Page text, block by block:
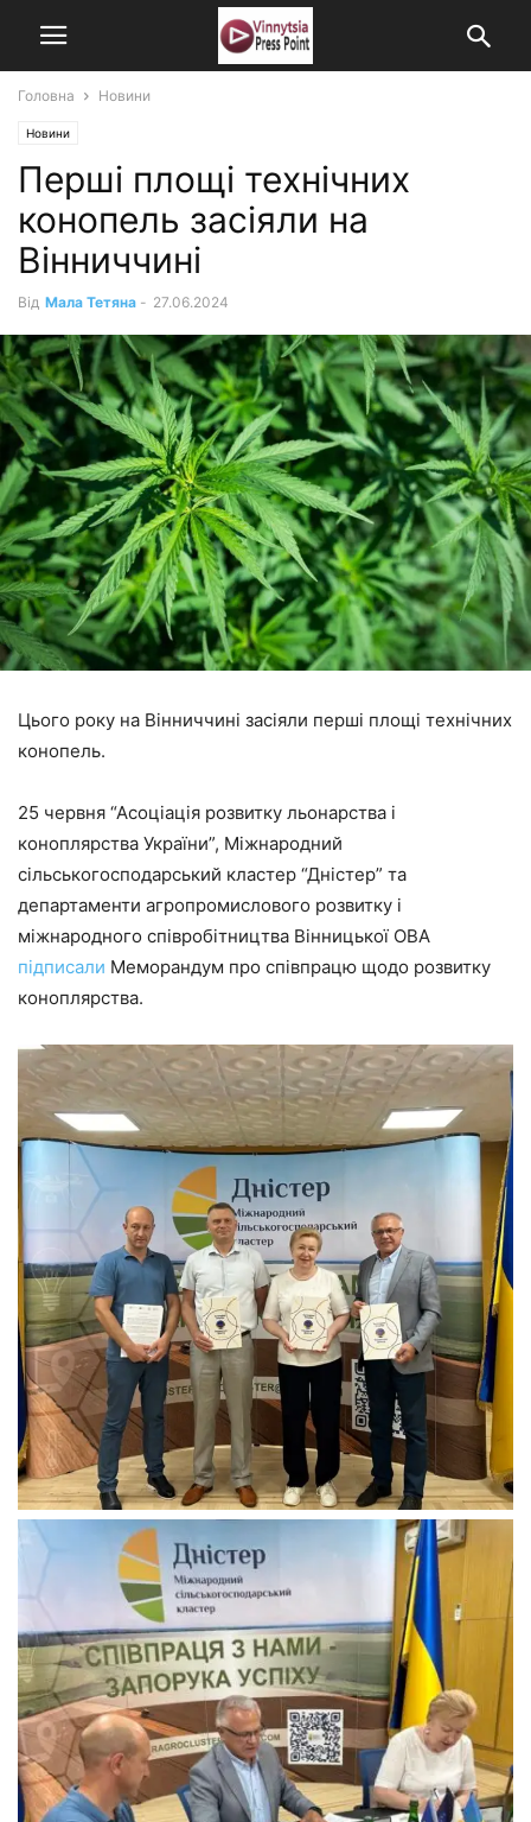
Головна Новини
Новини
Перші площі технічних
конопель засіяли на
Вінниччині
Від Мала Тетяна - 27.06.2024
Цього року на Вінниччині засіяли перші площі технічних
конопель.
25 червня “Асоціація розвитку льонарства і
коноплярства України”, Міжнародний
сільськогосподарський кластер “Дністер” та
департаменти агропромислового розвитку і
міжнародного співробітництва Вінницької ОВА
підписали Меморандум про співпрацю щодо розвитку
коноплярства.